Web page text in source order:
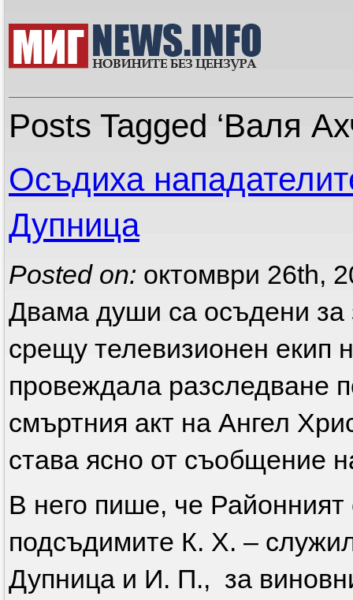
Posts Tagged ‘Валя
Осъдиха
Дупница
Posted on: октомври 26th,
Двама души са осъдени за
срещу телевизионен екип
провеждала разследване
смъртния акт на Ангел
става ясно от съобщение
В него пише, че
подсъдимите К. Х. –
Дупница и И. П., за